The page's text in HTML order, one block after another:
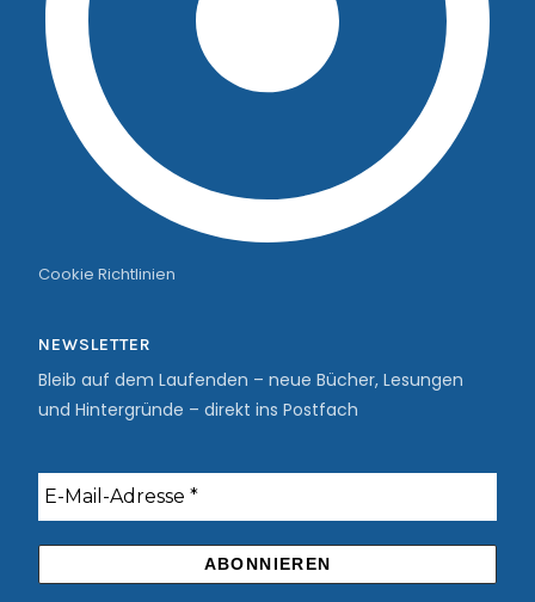
Cookie Richtlinien
NEWSLETTER
Bleib auf dem Laufenden – neue Bücher, Lesungen
und Hintergründe – direkt ins Postfach